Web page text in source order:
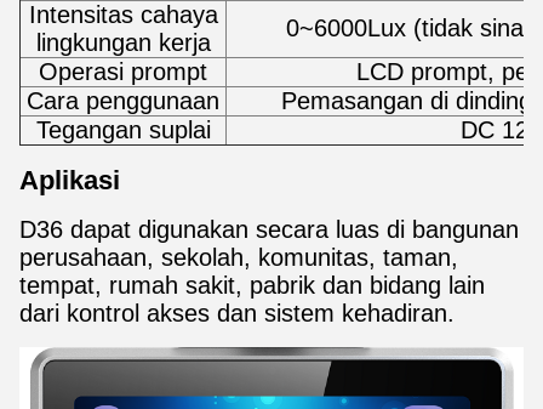
Intensitas cahaya
lingkungan kerja
0~6000Lux (tidak sinar
Operasi prompt
LCD prompt,
Cara penggunaan
Pemasangan di
Tegangan suplai
DC
Aplikasi
D36 dapat digunakan secara luas di bangunan
perusahaan, sekolah, komunitas, taman,
tempat, rumah sakit, pabrik dan bidang lain
dari kontrol akses dan sistem kehadiran.